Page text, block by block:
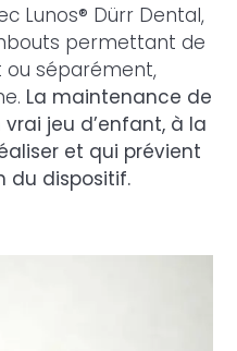
Lunos® Dürr Dental,
permettant de
séparément,
La maintenance de
jeu d’enfant, à la
et qui prévient
du dispositif.